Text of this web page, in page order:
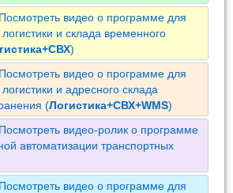
видео о программе для
и склада временного
)
видео о программе для
и адресного склада
(Логистика+СВХ+WMS)
видео-ролик о программе
автоматизации транспортных
видео о программе для